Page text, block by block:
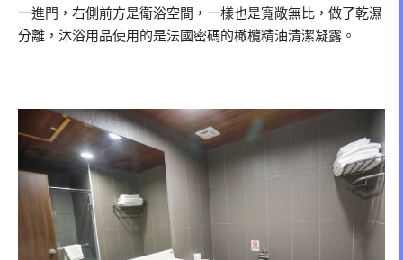
一進門，右側前方是衛浴空間，一樣也是寬敞無比，做了乾濕
分離，沐浴用品使用的是法國密碼的橄欖精油清潔凝露。